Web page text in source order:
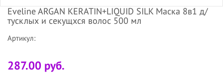
Eveline ARGAN KERATIN+LIQUID SILK Маска 8в1 д/
тусклых и секущхся волос 500 мл
Артикул:
287.00 руб.